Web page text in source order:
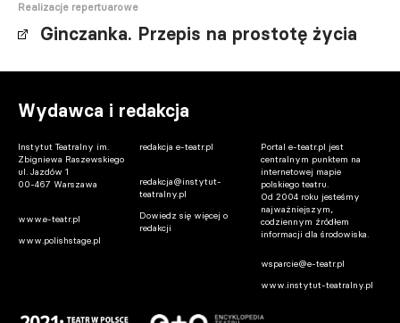
Realizacje repertuarowe
Ginczanka. Przepis na prostotę życia
Wydawca i redakcja
Instytut Teatralny im.
Zbigniewa Raszewskiego
ul. Jazdów 1
00-467 Warszawa
www.e-teatr.pl
www.polishstage.pl
redakcja e-teatr.pl
redakcja@instytut-
teatralny.pl
Dowiedz się więcej o
redakcji
Portal e-teatr.pl jest
centralnym punktem na
internetowej mapie
polskiego teatru.
Od 2004 roku jesteśmy
najważniejszym,
codziennym źródłem
informacji dla środowiska.
wsparcie@e-teatr.pl
www.instytut-teatralny.pl